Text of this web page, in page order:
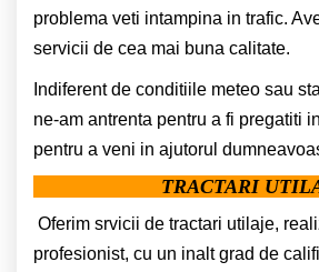
problema veti intampina in trafic.
servicii de cea mai buna calitate.
Indiferent de conditiile meteo sau
ne-am antrenta pentru a fi pregatiti
pentru a veni in ajutorul
TRACTARI
Oferim srvicii de tractari utilaje,
profesionist, cu un inalt grad de